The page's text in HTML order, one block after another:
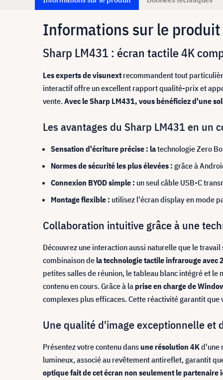
Informations sur le produit
Sharp LM431 : écran tactile 4K
Les experts de visunext recommandent tout
interactif offre un excellent rapport qualité-prix et
vente.Avec le Sharp LM431, vous bénéficiez d'une
Les avantages du Sharp LM431 en un
Sensation d'écriture précise : latechnologie Zero
Normes de sécurité les plus élevées : grâce à
Connexion BYOD simple : un seul câble USB-C
Montage flexible : utilisez l'écran display en mode
Collaboration intuitive grâce à une
Découvrez une interaction aussi naturelle que le
combinaison de la technologie tactile infrarouge avec
petites salles de réunion, le tableau blanc intégré et
contenu en cours. Grâce à la prise en charge de
complexes plus efficaces. Cette réactivité garantit que
Une qualité d'image exceptionnelle et
Présentez votre contenu dansune résolution 4Kd'une
lumineux, associé au revêtement antireflet, garantit
optique fait de cet écran non seulement le